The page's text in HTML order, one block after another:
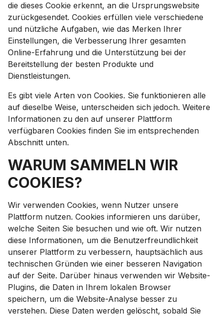
die dieses Cookie erkennt, an die Ursprungswebsite
zurückgesendet. Cookies erfüllen viele verschiedene
und nützliche Aufgaben, wie das Merken Ihrer
Einstellungen, die Verbesserung Ihrer gesamten
Online-Erfahrung und die Unterstützung bei der
Bereitstellung der besten Produkte und
Dienstleistungen.
Es gibt viele Arten von Cookies. Sie funktionieren alle
auf dieselbe Weise, unterscheiden sich jedoch. Weitere
Informationen zu den auf unserer Plattform
verfügbaren Cookies finden Sie im entsprechenden
Abschnitt unten.
WARUM SAMMELN WIR
COOKIES?
Wir verwenden Cookies, wenn Nutzer unsere
Plattform nutzen. Cookies informieren uns darüber,
welche Seiten Sie besuchen und wie oft. Wir nutzen
diese Informationen, um die Benutzerfreundlichkeit
unserer Plattform zu verbessern, hauptsächlich aus
technischen Gründen wie einer besseren Navigation
auf der Seite. Darüber hinaus verwenden wir Website-
Plugins, die Daten in Ihrem lokalen Browser
speichern, um die Website-Analyse besser zu
verstehen. Diese Daten werden gelöscht, sobald Sie